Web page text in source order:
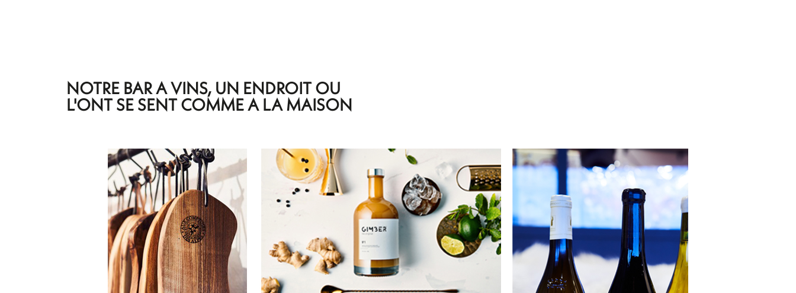
NOTRE BAR A VINS, UN ENDROIT OU
L'ONT SE SENT COMME A LA MAISON